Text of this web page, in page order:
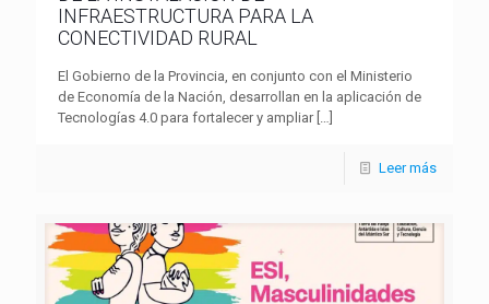
INFRAESTRUCTURA PARA LA
CONECTIVIDAD RURAL
El Gobierno de la Provincia, en conjunto con el Ministerio
de Economía de la Nación, desarrollan en la aplicación de
Tecnologías 4.0 para fortalecer y ampliar[…]
Leer más